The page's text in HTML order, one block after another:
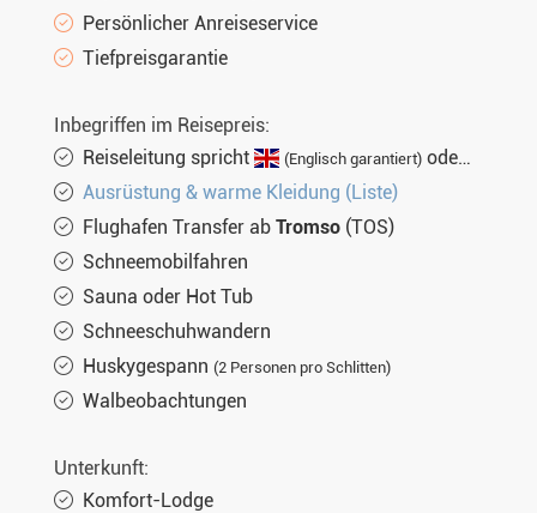
Persönlicher Anreiseservice
Tiefpreisgarantie
Inbegriffen im Reisepreis:
Reiseleitung spricht
(Englisch garantiert) oder
Ausrüstung & warme Kleidung (Liste)
Flughafen Transfer ab Tromso (TOS)
Schneemobilfahren
Sauna oder Hot Tub
Schneeschuhwandern
Huskygespann (2 Personen pro Schlitten)
Walbeobachtungen
Unterkunft:
Komfort-Lodge